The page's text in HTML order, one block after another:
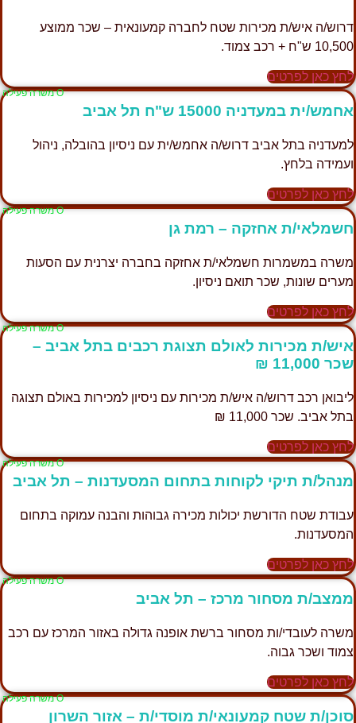
דרוש/ה איש/ת מכירות שטח לחברה קמעונאית – שכר ממוצע
10,500 ש"ח + רכב צמוד.
לחץ כאן לפרטים
Ο משרה פעילה
אחמש/ית במעדניה 15000 ש"ח תל אביב
למעדניה בתל אביב דרוש/ה אחמש/ית עם ניסיון בהובלה, ניהול
ועמידה בלחץ.
לחץ כאן לפרטים
Ο משרה פעילה
חשמלאי/ת אחזקה – רמת גן
משרה במשמרות חשמלאי/ת אחזקה בחברה יצרנית עם הסעות
מערים שונות, שכר תואם ניסיון.
לחץ כאן לפרטים
Ο משרה פעילה
איש/ת מכירות לאולם תצוגת רכבים בתל אביב –
שכר 11,000 ₪
ליבואן רכב דרוש/ה איש/ת מכירות עם ניסיון למכירות באולם תצוגה
בתל אביב. שכר 11,000 ₪
לחץ כאן לפרטים
Ο משרה פעילה
מנהל/ת תיקי לקוחות בתחום המסעדנות – תל אביב
עבודת שטח הדורשת יכולות מכירה גבוהות והבנה עמוקה בתחום
המסעדנות.
לחץ כאן לפרטים
Ο משרה פעילה
ממצב/ת מסחור מרכז – תל אביב
משרה לעובדי/ות מסחור ברשת אופנה גדולה באזור המרכז עם רכב
צמוד ושכר גבוה.
לחץ כאן לפרטים
Ο משרה פעילה
סוכן/ת שטח קמעונאי/ת מוסדי/ת – אזור השרון